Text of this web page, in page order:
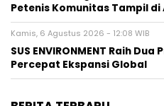
Petenis Komunitas Tampil di
Kamis, 6 Agustus 2026 - 12:08 WIB
SUS ENVIRONMENT Raih
Percepat Ekspansi Global